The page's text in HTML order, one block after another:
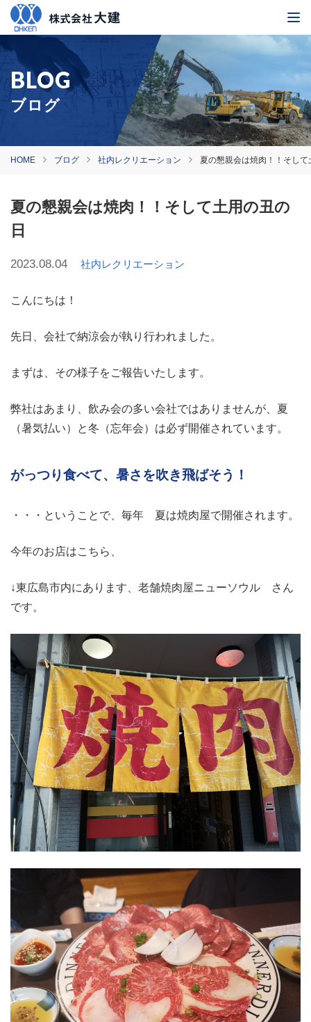
ブログ
HOME ブログ 社内レクリエーション 夏の懇親会は焼肉！！そして
夏の懇親会は焼肉！！そして土用の丑の
日
2023.08.04 社内レクリエーション
こんにちは！
先日、会社で納涼会が執り行われました。
まずは、その様子をご報告いたします。
弊社はあまり、飲み会の多い会社ではありませんが、夏
（暑気払い）と冬（忘年会）は必ず開催されています。
がっつり食べて、暑さを吹き飛ばそう！
・・・ということで、毎年 夏は焼肉屋で開催されます。
今年のお店はこちら、
↓東広島市内にあります、老舗焼肉屋ニューソウル さん
です。